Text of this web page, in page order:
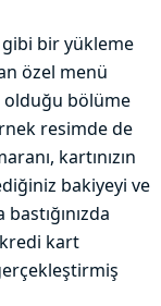
bir yükleme
özel menü
olduğu bölüme
resimde de
kartınızın
bakiyeyi ve
kart